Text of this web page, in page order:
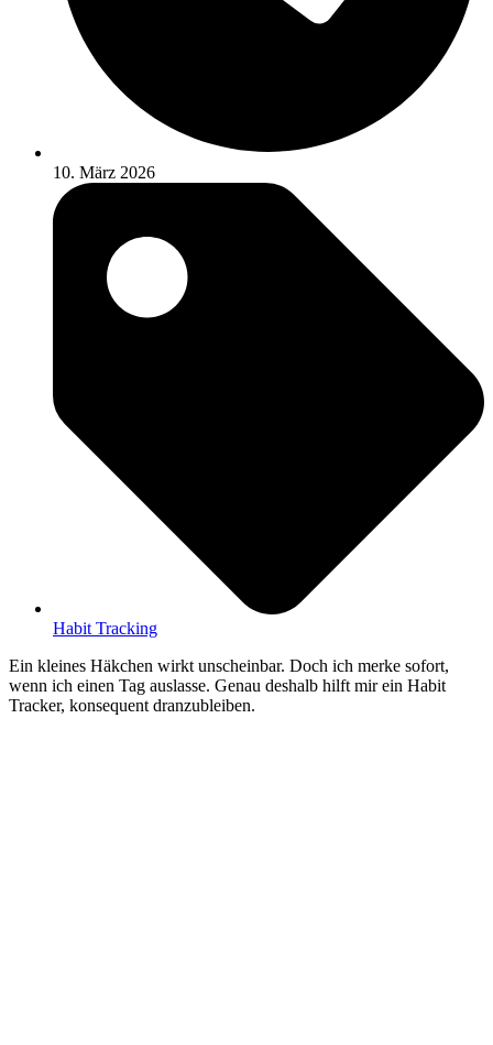
10. März 2026
Habit Tracking
Ein kleines Häkchen wirkt unscheinbar. Doch ich merke sofort,
wenn ich einen Tag auslasse. Genau deshalb hilft mir ein Habit
Tracker, konsequent dranzubleiben.